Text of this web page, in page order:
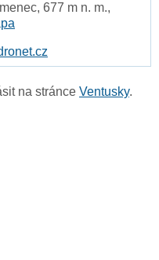
677 m n. m.,
na stránce Ventusky.